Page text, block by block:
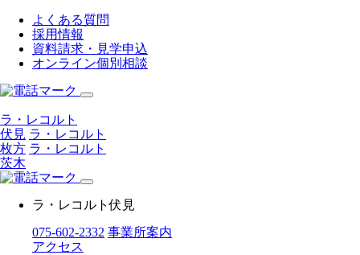
よくある質問
採用情報
資料請求・見学申込
オンライン個別相談
ラ・レコルト
伏見 ラ・レコルト
枚方 ラ・レコルト
茨木
ラ・レコルト伏見
075-602-2332 事業所案内
アクセス